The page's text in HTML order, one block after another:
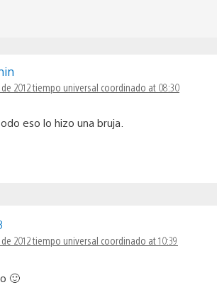
2012 tiempo universal coordinado at 08:30
eso lo hizo una bruja.
2012 tiempo universal coordinado at 10:39
🙂